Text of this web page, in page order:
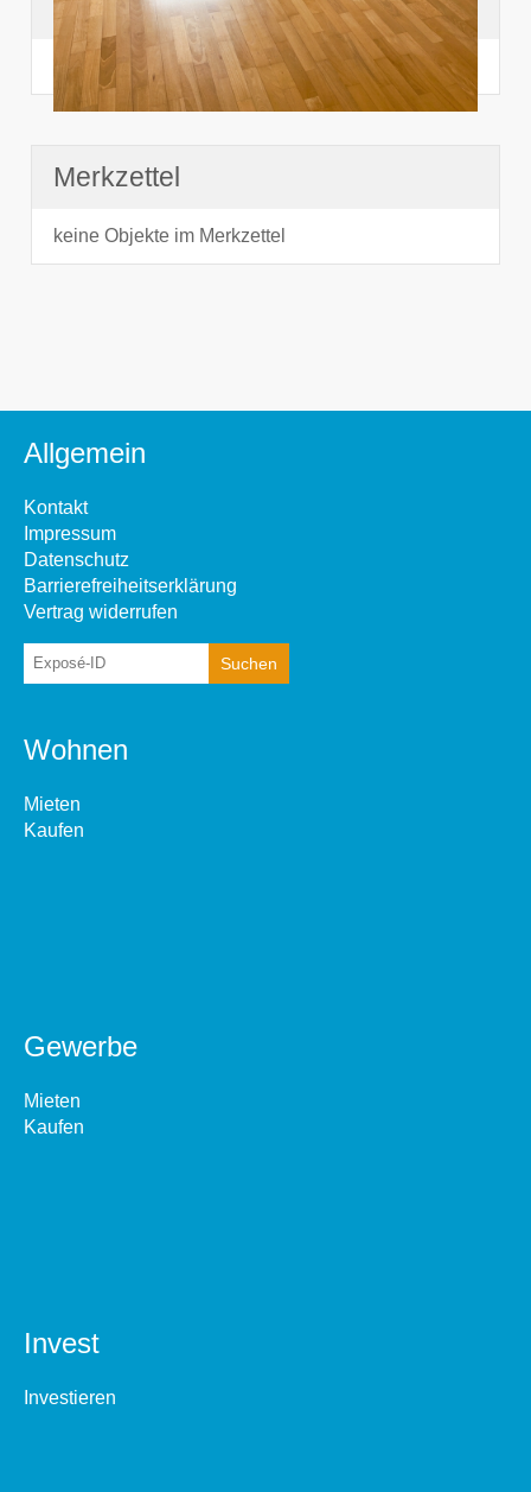
Suchhistorie
noch nichts angesehen
Merkzettel
keine Objekte im Merkzettel
Allgemein
Kontakt
Impressum
Datenschutz
Barrierefreiheitserklärung
Vertrag widerrufen
Wohnen
Mieten
Kaufen
Gewerbe
Mieten
Kaufen
Invest
Investieren